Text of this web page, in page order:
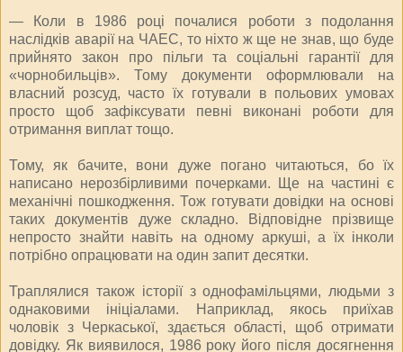
— Коли в 1986 році почалися роботи з подолання
наслідків аварії на ЧАЕС, то ніхто ж ще не знав, що буде
прийнято закон про пільги та соціальні гарантії для
«чорнобильців». Тому документи оформлювали на
власний розсуд, часто їх готували в польових умовах
просто щоб зафіксувати певні виконані роботи для
отримання виплат тощо.
Тому, як бачите, вони дуже погано читаються, бо їх
написано нерозбірливими почерками. Ще на частині є
механічні пошкодження. Тож готувати довідки на основі
таких документів дуже складно. Відповідне прізвище
непросто знайти навіть на одному аркуші, а їх інколи
потрібно опрацювати на один запит десятки.
Траплялися також історії з однофамільцями, людьми з
однаковими ініціалами. Наприклад, якось приїхав
чоловік з Черкаської, здається області, щоб отримати
довідку. Як виявилося, 1986 року його після досягнення